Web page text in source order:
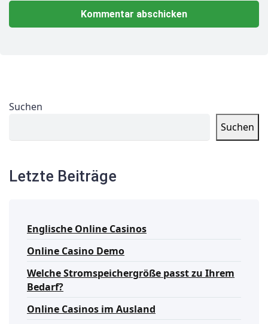
Suchen
Suchen
Letzte Beiträge
Englische Online Casinos
Online Casino Demo
Welche Stromspeichergröße passt zu Ihrem
Bedarf?
Online Casinos im Ausland